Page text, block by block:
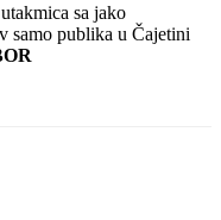
sa jako
samo publika u Čajetini